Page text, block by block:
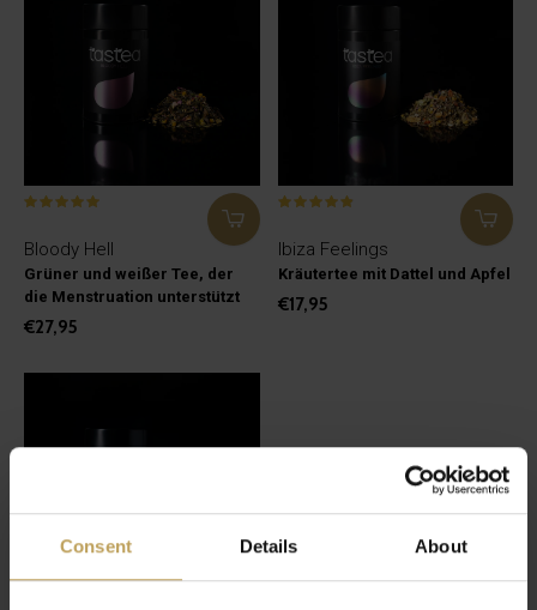
Consent Details About
Bloody Hell
Grüner und weißer Tee, der
die Menstruation unterstützt
€27,95
Ibiza Feelings
Kräutertee mit Dattel und Apfel
€17,95